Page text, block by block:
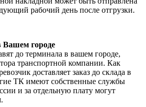
рабочий день после отгрузки.
Вашем городе
до терминала в вашем городе,
транспортной компании. Как
доставляет заказ до склада в
ТК имеют собственные службы
и за отдельную плату могут